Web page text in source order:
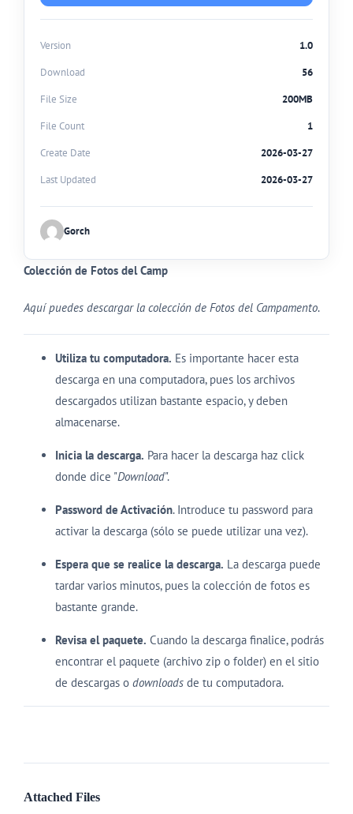
Colección de Fotos del Camp
Aquí puedes descargar la colección de Fotos del Campamento.
Utiliza tu computadora. Es importante hacer esta
descarga en una computadora, pues los archivos
descargados utilizan bastante espacio, y deben
almacenarse.
Inicia la descarga. Para hacer la descarga haz click
donde dice "Download".
Password de Activación. Introduce tu password para
activar la descarga (sólo se puede utilizar una vez).
Espera que se realice la descarga. La descarga puede
tardar varios minutos, pues la colección de fotos es
bastante grande.
Revisa el paquete. Cuando la descarga finalice, podrás
encontrar el paquete (archivo zip o folder) en el sitio
de descargas o downloads de tu computadora.
Attached Files
Version
1.0
Download
56
File Size
200MB
File Count
1
Create Date
2026-03-27
Last Updated
2026-03-27
Gorch